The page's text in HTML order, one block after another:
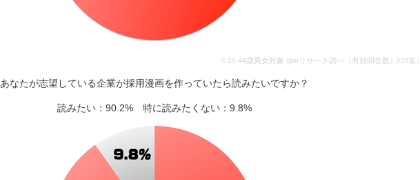
※15-44歳男女対象 gooリサーチ調べ（有効回答数1,939名）
あなたが志望している企業が採用漫画を作っていたら読みたいですか？
読みたい：90.2% 特に読みたくない：9.8%